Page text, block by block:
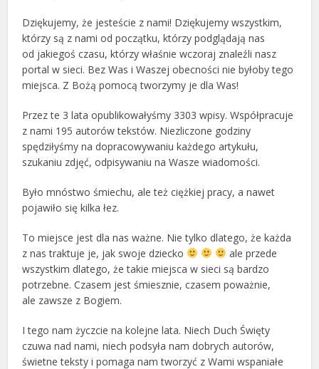
Dziękujemy, że jesteście z nami! Dziękujemy wszystkim,
którzy są z nami od początku, którzy podglądają nas
od jakiegoś czasu, którzy właśnie wczoraj znaleźli nasz
portal w sieci. Bez Was i Waszej obecności nie byłoby tego
miejsca. Z Bożą pomocą tworzymy je dla Was!
Przez te 3 lata opublikowałyśmy 3303 wpisy. Współpracuje
z nami 195 autorów tekstów. Niezliczone godziny
spędziłyśmy na dopracowywaniu każdego artykułu,
szukaniu zdjęć, odpisywaniu na Wasze wiadomości.
Było mnóstwo śmiechu, ale też ciężkiej pracy, a nawet
pojawiło się kilka łez.
To miejsce jest dla nas ważne. Nie tylko dlatego, że każda
z nas traktuje je, jak swoje dziecko
ale przede
wszystkim dlatego, że takie miejsca w sieci są bardzo
potrzebne. Czasem jest śmiesznie, czasem poważnie,
ale zawsze z Bogiem.
I tego nam życzcie na kolejne lata. Niech Duch Święty
czuwa nad nami, niech podsyła nam dobrych autorów,
świetne teksty i pomaga nam tworzyć z Wami wspaniałe